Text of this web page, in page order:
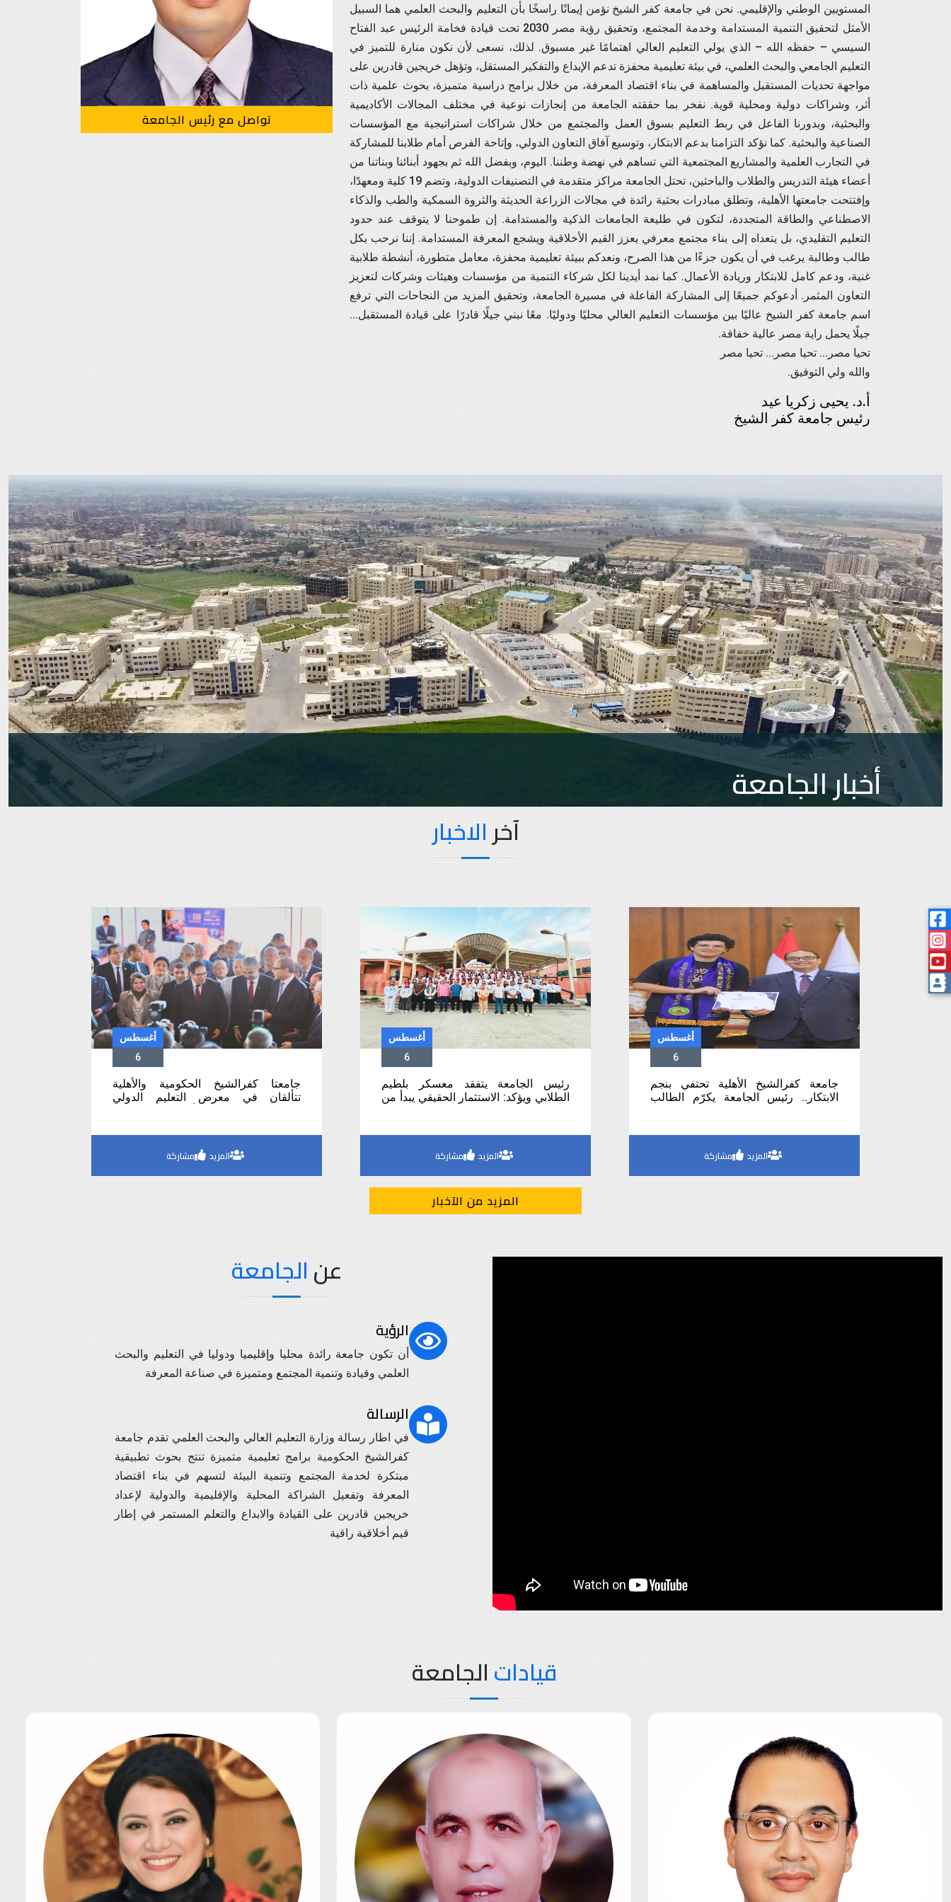
المستويين الوطني والإقليمي. نحن في جامعة كفر الشيخ نؤمن إيمانًا راسخًا بأن التعليم والبحث العلمي هما السبيل
الأمثل لتحقيق التنمية المستدامة وخدمة المجتمع، وتحقيق رؤية مصر 2030 تحت قيادة فخامة الرئيس عبد الفتاح
السيسي – حفظه الله – الذي يولي التعليم العالي اهتمامًا غير مسبوق. لذلك، نسعى لأن نكون منارة للتميز في
التعليم الجامعي والبحث العلمي، في بيئة تعليمية محفزة تدعم الإبداع والتفكير المستقل، وتؤهل خريجين قادرين على
مواجهة تحديات المستقبل والمساهمة في بناء اقتصاد المعرفة، من خلال برامج دراسية متميزة، بحوث علمية ذات
أثر، وشراكات دولية ومحلية قوية. نفخر بما حققته الجامعة من إنجازات نوعية في مختلف المجالات الأكاديمية
والبحثية، وبدورنا الفاعل في ربط التعليم بسوق العمل والمجتمع من خلال شراكات استراتيجية مع المؤسسات
الصناعية والبحثية. كما نؤكد التزامنا بدعم الابتكار، وتوسيع آفاق التعاون الدولي، وإتاحة الفرص أمام طلابنا للمشاركة
في التجارب العلمية والمشاريع المجتمعية التي تساهم في نهضة وطننا. اليوم، وبفضل الله ثم بجهود أبنائنا وبناتنا من
أعضاء هيئة التدريس والطلاب والباحثين، تحتل الجامعة مراكز متقدمة في التصنيفات الدولية، وتضم 19 كلية ومعهدًا،
وإفتتحت جامعتها الأهلية، وتطلق مبادرات بحثية رائدة في مجالات الزراعة الحديثة والثروة السمكية والطب والذكاء
الاصطناعي والطاقة المتجددة، لتكون في طليعة الجامعات الذكية والمستدامة. إن طموحنا لا يتوقف عند حدود
التعليم التقليدي، بل يتعداه إلى بناء مجتمع معرفي يعزز القيم الأخلاقية ويشجع المعرفة المستدامة. إننا نرحب بكل
طالب وطالبة يرغب في أن يكون جزءًا من هذا الصرح، ونعدكم ببيئة تعليمية محفزة، معامل متطورة، أنشطة طلابية
غنية، ودعم كامل للابتكار وريادة الأعمال. كما نمد أيدينا لكل شركاء التنمية من مؤسسات وهيئات وشركات لتعزيز
التعاون المثمر. أدعوكم جميعًا إلى المشاركة الفاعلة في مسيرة الجامعة، وتحقيق المزيد من النجاحات التي ترفع
اسم جامعة كفر الشيخ عاليًا بين مؤسسات التعليم العالي محليًا ودوليًا. معًا نبني جيلًا قادرًا على قيادة المستقبل...
جيلًا يحمل راية مصر عالية خفاقة.
تحيا مصر... تحيا مصر... تحيا مصر
والله ولي التوفيق.
أ.د. يحيى زكريا عيد
رئيس جامعة كفر الشيخ
تواصل مع رئيس الجامعة
أخبار الجامعة
آخرالاخبار
أغسطس
6
جامعة كفرالشيخ الأهلية تحتفي بنجم
الابتكار.. رئيس الجامعة يكرّم الطالب
المزيد مشاركة
أغسطس
6
رئيس الجامعة يتفقد معسكر بلطيم
الطلابي ويؤكد: الاستثمار الحقيقي يبدأ من
المزيد مشاركة
أغسطس
6
جامعتا كفرالشيخ الحكومية والأهلية
تتألقان في معرض التعليم الدولي
الزائرين
المزيد مشاركة
المزيد من الآخبار
عنالجامعة
الرؤية
أن تكون جامعة رائدة محليا وإقليميا ودوليا في التعليم والبحث
العلمي وقيادة وتنمية المجتمع ومتميزة في صناعة المعرفة
الرسالة
في اطار رسالة وزارة التعليم العالي والبحث العلمي تقدم جامعة
كفرالشيخ الحكومية برامج تعليمية متميزة تنتج بحوث تطبيقية
مبتكرة لخدمة المجتمع وتنمية البيئة لتسهم في بناء اقتصاد
المعرفة وتفعيل الشراكة المحلية والإقليمية والدولية لإعداد
خريجين قادرين على القيادة والابداع والتعلم المستمر في إطار
قيم أخلاقية راقية
قياداتالجامعة